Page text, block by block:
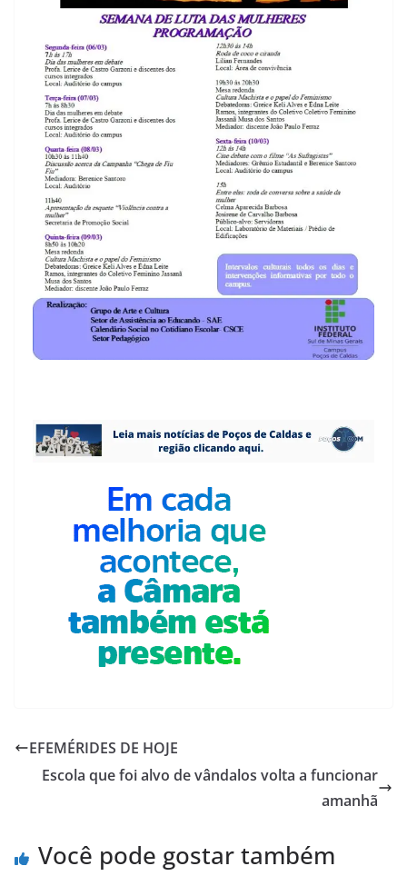
EFEMÉRIDES DE HOJE
Escola que foi alvo de vândalos volta a funcionar
amanhã
Você pode gostar também